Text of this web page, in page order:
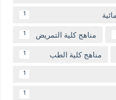
1
مناهج كلية التمريض 1
مناهج كلية الطب 1
1
1